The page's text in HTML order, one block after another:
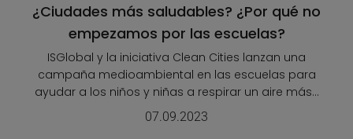
¿Ciudades más saludables? ¿Por qué no
empezamos por las escuelas?
ISGlobal y la iniciativa Clean Cities lanzan una
campaña medioambiental en las escuelas para
ayudar a los niños y niñas a respirar un aire más...
07.09.2023